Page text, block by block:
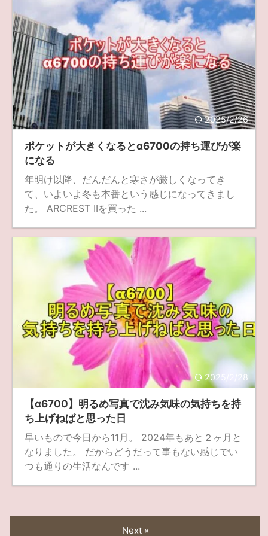
2025/2/26
ポケットが大きくなるとα6700の持ち運びが楽
になる
年明け以降、だんだんと寒さが厳しくなってき
て、いよいよ冬も本番という感じになってきまし
た。 ARCREST IIを買った ...
2025/2/28
【α6700】明るめ写真で沈み気味の気持ちを持
ち上げねばと思った日
早いもので今日から11月。 2024年もあと２ヶ月と
なりました。 だからどうだって事もない感じでい
つも通りの生活なんです ...
Next »